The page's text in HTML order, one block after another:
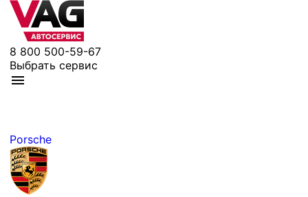
8 800 500-59-67
Выбрать сервис
Porsche